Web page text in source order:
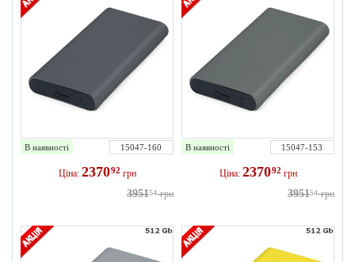
В наявності 15047-160
Ціна: 237092 грн
395154 грн
В наявності 15047-153
Ціна: 237092 грн
395154 грн